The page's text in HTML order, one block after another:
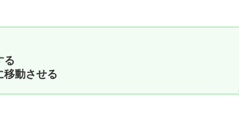
る
移動させる